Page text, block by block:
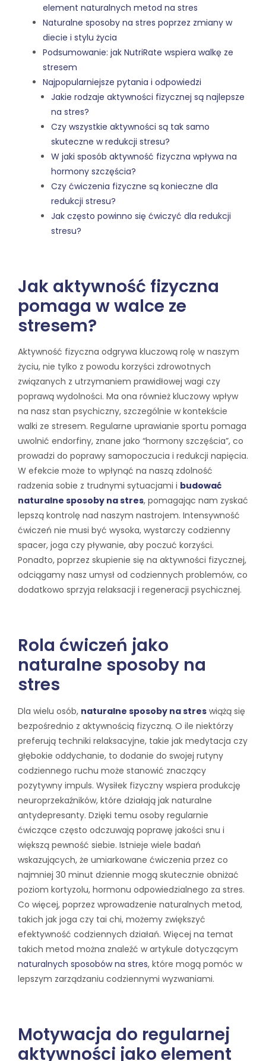
element naturalnych metod na stres
Naturalne sposoby na stres poprzez zmiany w
diecie i stylu życia
Podsumowanie: jak NutriRate wspiera walkę ze
stresem
Najpopularniejsze pytania i odpowiedzi
Jakie rodzaje aktywności fizycznej są najlepsze
na stres?
Czy wszystkie aktywności są tak samo
skuteczne w redukcji stresu?
W jaki sposób aktywność fizyczna wpływa na
hormony szczęścia?
Czy ćwiczenia fizyczne są konieczne dla
redukcji stresu?
Jak często powinno się ćwiczyć dla redukcji
stresu?
Jak aktywność fizyczna
pomaga w walce ze
stresem?
Aktywność fizyczna odgrywa kluczową rolę w naszym
życiu, nie tylko z powodu korzyści zdrowotnych
związanych z utrzymaniem prawidłowej wagi czy
poprawą wydolności. Ma ona również kluczowy wpływ
na nasz stan psychiczny, szczególnie w kontekście
walki ze stresem. Regularne uprawianie sportu pomaga
uwolnić endorfiny, znane jako “hormony szczęścia”, co
prowadzi do poprawy samopoczucia i redukcji napięcia.
W efekcie może to wpłynąć na naszą zdolność
radzenia sobie z trudnymi sytuacjami i budować
naturalne sposoby na stres, pomagając nam zyskać
lepszą kontrolę nad naszym nastrojem. Intensywność
ćwiczeń nie musi być wysoka, wystarczy codzienny
spacer, joga czy pływanie, aby poczuć korzyści.
Ponadto, poprzez skupienie się na aktywności fizycznej,
odciągamy nasz umysł od codziennych problemów, co
dodatkowo sprzyja relaksacji i regeneracji psychicznej.
Rola ćwiczeń jako
naturalne sposoby na
stres
Dla wielu osób, naturalne sposoby na stres wiążą się
bezpośrednio z aktywnością fizyczną. O ile niektórzy
preferują techniki relaksacyjne, takie jak medytacja czy
głębokie oddychanie, to dodanie do swojej rutyny
codziennego ruchu może stanowić znaczący
pozytywny impuls. Wysiłek fizyczny wspiera produkcję
neuroprzekaźników, które działają jak naturalne
antydepresanty. Dzięki temu osoby regularnie
ćwiczące często odczuwają poprawę jakości snu i
większą pewność siebie. Istnieje wiele badań
wskazujących, że umiarkowane ćwiczenia przez co
najmniej 30 minut dziennie mogą skutecznie obniżać
poziom kortyzolu, hormonu odpowiedzialnego za stres.
Co więcej, poprzez wprowadzenie naturalnych metod,
takich jak joga czy tai chi, możemy zwiększyć
efektywność codziennych działań. Więcej na temat
takich metod można znaleźć w artykule dotyczącym
naturalnych sposobów na stres, które mogą pomóc w
lepszym zarządzaniu codziennymi wyzwaniami.
Motywacja do regularnej
aktywności jako element